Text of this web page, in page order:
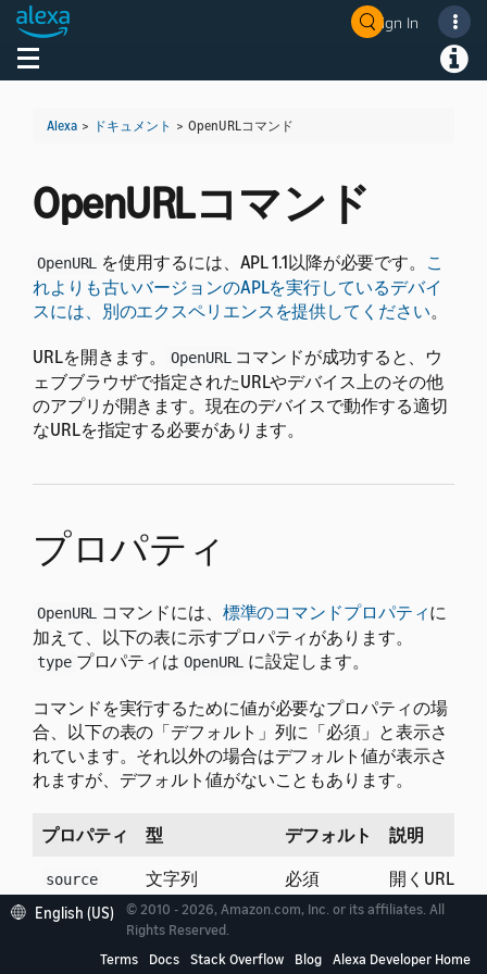
Sign In
Toggle navigation
Alexa > ドキュメント > OpenURLコマンド
OpenURLコマンド
OpenURL を使用するには、APL 1.1以降が必要です。 こ
れよりも古いバージョンのAPLを実行しているデバイ
スには、別のエクスペリエンスを提供してください。
URLを開きます。 OpenURL
コマンドが成功すると、ウ
ェブブラウザで指定されたURLやデバイス上のその他
のアプリが開きます。現在のデバイスで動作する適切
なURLを指定する必要があります。
プロパティ
OpenURL コマンドには、 標準のコマンドプロパティに
加えて、以下の表に示すプロパティがあります。
type プロパティは OpenURL に設定します。
コマンドを実行するために値が必要なプロパティの場
合、以下の表の「デフォルト」列に「必須」と表示さ
れています。それ以外の場合はデフォルト値が表示さ
れますが、デフォルト値がないこともあります。
プロパティ 型 デフォルト 説明
source 文字列 必須 開くURLで
onFail コマンドの配列
English (US)
© 2010 - 2026, Amazon.com, Inc. or its affiliates. All
Rights Reserved.
Terms
Docs Stack Overflow Blog Alexa Developer Home
Welcome! Ask the DevAssistant